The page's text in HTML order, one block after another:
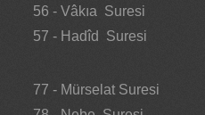
56 - Vâkıa Suresi
57 - Hadîd Suresi
77 - Mürselat Suresi